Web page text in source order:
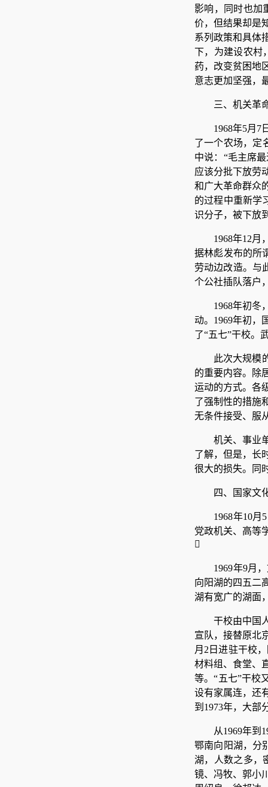
影响，同时也加
价，但结果却是
系列政策和具体
下，为建设农村
药，改变贫困地
意志更加坚强，
三、机关革
1968年5月7
了一个农场，定
中说：“毛主席
应该分批下放劳
和广大革命群众
的过程中重新学
识分子，被下放
1968年12月
据林彪发布的所
劳动边改造。与
个公社插队落户
1968年初冬
动。1969年初，
了“五七”干校。
此次大规模
的重要内容。除
运动的方式。各
了强制性的措施
无条件接受、服
机关、事业
了解，但是，长
很大的损失。同
四、国家文
1968年10月
党政机关、高等

1969年9月
向阳湖的四五二
湖有宽广的湖面
干校由中国
宣队，接替原北
月2日进驻干校
材料组、食堂、
等。“五七”干校
设有家属连，还
到1973年，大部
从1969年到
鄂南向阳湖，分
湖，人数之多，
镜、冯牧、郭小